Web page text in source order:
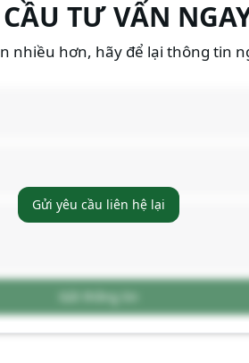
TƯ VẤN
nhiều hơn, hãy để lại thông tin
Gửi thông tin
Gửi yêu cầu liên hệ lại